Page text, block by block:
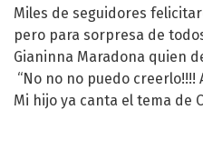
Miles de seguidores
pero para sorpresa de
Gianinna Maradona quien
“No no no puedo creerlo!!!!
Mi hijo ya canta el tema de